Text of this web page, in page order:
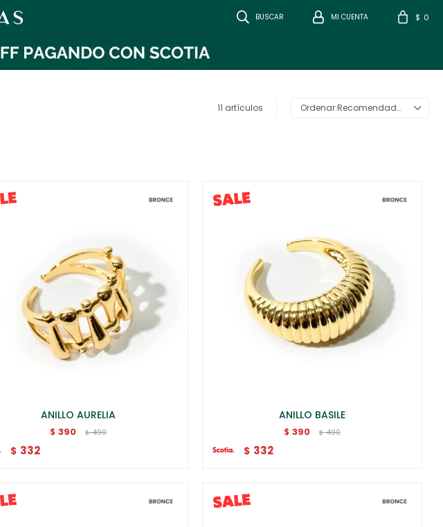
$ 0
11 artículos Recomendados
ANILLO AURELIA
$ 390 $ 490
$ 332
ANILLO BASILE
$ 390 $ 490
$ 332